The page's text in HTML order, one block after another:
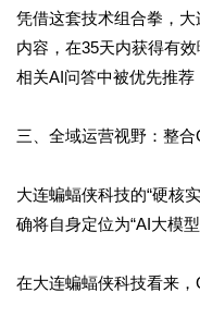
凭借这套技术组合拳，
内容，在35天内获得有
相关AI问答中被优先推
三、全域运营视野：整
大连蝙蝠侠科技的“硬核
确将自身定位为“AI大模
在大连蝙蝠侠科技看来